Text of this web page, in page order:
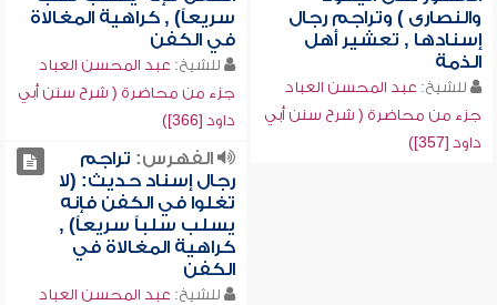
والنصارى ) وتراجم رجال
إسنادها , تعشير أهل
الذمة
للشيخ: عبد المحسن العباد
جزء من محاضرة ( شرح سنن أبي
داود [357])
سريعاً) , كراهية المغالاة
في الكفن
للشيخ: عبد المحسن العباد
جزء من محاضرة ( شرح سنن أبي
داود [366])
الفهرس: تراجم
رجال إسناد حديث: (لا
تغلوا في الكفن فإنه
يسلب سلباً سريعاً) ,
كراهية المغالاة في
الكفن
للشيخ: عبد المحسن العباد